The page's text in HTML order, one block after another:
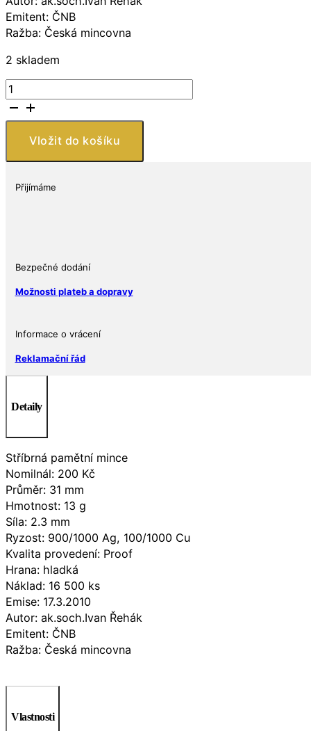
Emitent: ČNB
Ražba: Česká mincovna
2 skladem
Stříbrná
mince
200
Staroměstského
orloje
množství
Vložit do košíku
Přijímáme
Bezpečné dodání
Možnosti plateb a dopravy
Informace o vrácení
Reklamační řád
Detaily
Stříbrná pamětní mince
Nomilnál: 200 Kč
Průměr: 31 mm
Hmotnost: 13 g
Síla: 2.3 mm
Ryzost: 900/1000 Ag, 100/1000 Cu
Kvalita provedení: Proof
Hrana: hladká
Náklad: 16 500 ks
Emise: 17.3.2010
Autor: ak.soch.Ivan Řehák
Emitent: ČNB
Ražba: Česká mincovna
Vlastnosti